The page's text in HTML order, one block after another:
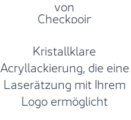
Kristallklare
Acryllackierung, die eine
Laserätzung mit Ihrem
Logo ermöglicht